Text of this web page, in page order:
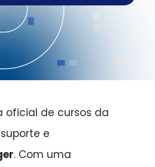
oficial de cursos da
e
. Com uma